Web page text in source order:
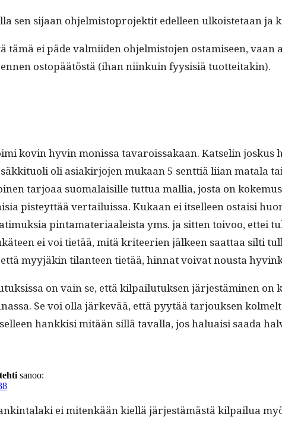
sen sijaan ohjelmisto­pro­jek­tit edelleen ulkois­te­taan
tämä ei päde valmi­iden ohjelmis­to­jen ostamiseen,
ostopäätöstä (ihan niinkuin fyy­sisiä tuotteitakin).
kovin hyvin monis­sa tavarois­sakaan. Kat­selin
oli asi­akir­jo­jen mukaan 5 sent­tiä liian mata­la
tar­joaa suo­ma­laisille tut­tua mallia, jos­ta on
pisteyt­tää ver­tailuis­sa. Kukaan ei itselleen ostaisi
pin­ta­ma­te­ri­aaleista yms. ja sit­ten toivoo, ettei
ei voi tietää, mitä kri­tee­rien jäl­keen saat­taa silti
myyjäkin tilanteen tietää, hin­nat voivat nous­ta
on vain se, että kil­pailu­tuk­sen jär­jestämi­nen
Se voi olla järkevää, että pyytää tar­jouk­sen
han­kkisi mitään sil­lä taval­la, jos halu­aisi saa­da
sanoo:
ei mitenkään kiel­lä jär­jestämästä kil­pailua